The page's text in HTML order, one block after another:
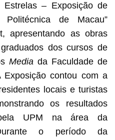
Estrelas – Exposição de
de Macau”
apresentando as obras
dos cursos de
Mediada Faculdade de
Exposição contou com a
locais e turistas
os resultados
UPM na área da
o período da